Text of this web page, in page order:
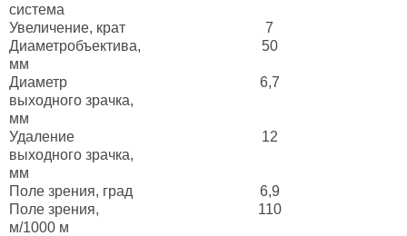
система
Увеличение, крат
7
Диаметробъектива,
мм
50
Диаметр
выходного зрачка,
мм
6,7
Удаление
выходного зрачка,
мм
12
Поле зрения, град
6,9
Поле зрения,
м/1000 м
110